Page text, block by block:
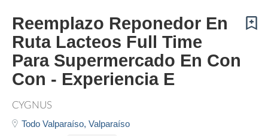
Reemplazo Reponedor En
Ruta Lacteos Full Time
Para Supermercado En Con
Con - Experiencia E
CYGNUS
Todo Valparaíso, Valparaíso